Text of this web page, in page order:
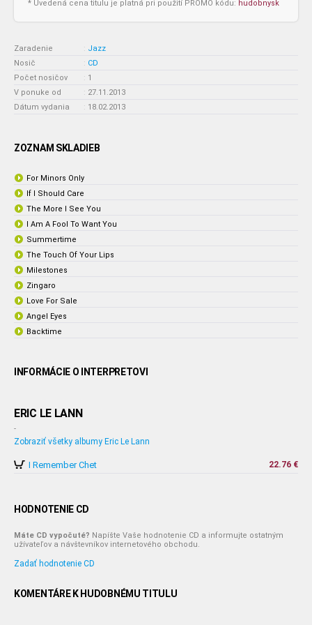
* Uvedená cena titulu je platná pri použití PROMO kódu: hudobnysk
Zaradenie : Jazz
Nosič
: CD
Počet nosičov
: 1
V ponuke od
: 27.11.2013
Dátum vydania
: 18.02.2013
ZOZNAM SKLADIEB
For Minors Only
If I Should Care
The More I See You
I Am A Fool To Want You
Summertime
The Touch Of Your Lips
Milestones
Zingaro
Love For Sale
Angel Eyes
Backtime
INFORMÁCIE O INTERPRETOVI
ERIC LE LANN
-
Zobraziť všetky albumy Eric Le Lann
I Remember Chet 22.76 €
HODNOTENIE CD
Máte CD vypočuté? Napíšte Vaše hodnotenie CD a informujte ostatným
užívateľov a návštevníkov internetového obchodu.
Zadať hodnotenie CD
KOMENTÁRE K HUDOBNÉMU TITULU